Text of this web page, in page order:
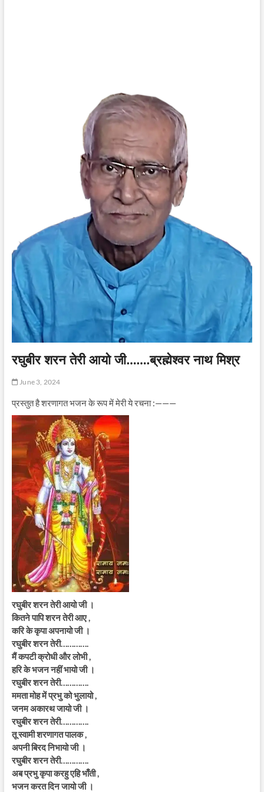
रघुबीर शरन तेरी आयो जी…….ब्रह्मेश्वर नाथ मिश्र
June 3, 2024
प्रस्तुत है शरणागत भजन के रूप में मेरी ये रचना :———
रघुबीर शरन तेरी आयो जी ।
कितने पापि शरन तेरी आए ,
करि के कृपा अपनायो जी ।
रघुबीर शरन तेरी………….
मैं कपटी क्रोधी और लोभी ,
हरि के भजन नहीं भायो जी ।
रघुबीर शरन तेरी………….
ममता मोह में प्रभु को भुलायो ,
जनम अकारथ जायो जी ।
रघुबीर शरन तेरी………….
तू स्वामी शरणागत पालक ,
अपनी बिरद निभायो जी ।
रघुबीर शरन तेरी………….
अब प्रभु कृपा करहु एहि भाँती ,
भजन करत दिन जायो जी ।